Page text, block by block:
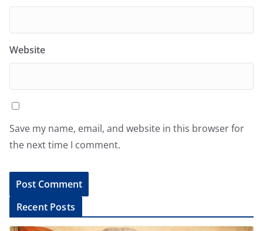
Website
Save my name, email, and website in this browser for
the next time I comment.
l
Recent Posts